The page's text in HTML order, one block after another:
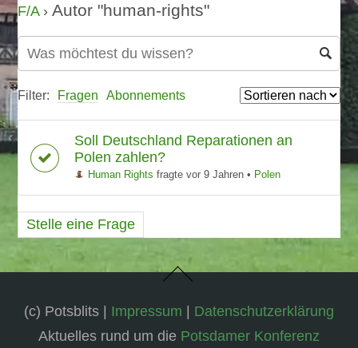
F/A›Autor "human-rights"
Filter: Fragen Abonnements
Soll Deutschland Reparationen an
Polen zahlen?
Human Rights fragte vor 9 Jahren • Polen
Stelle eine Frage
(c) Potsblits | Impressum | Datenschutzerklärung
Aktuelles rund um die Potsdamer Konferenz